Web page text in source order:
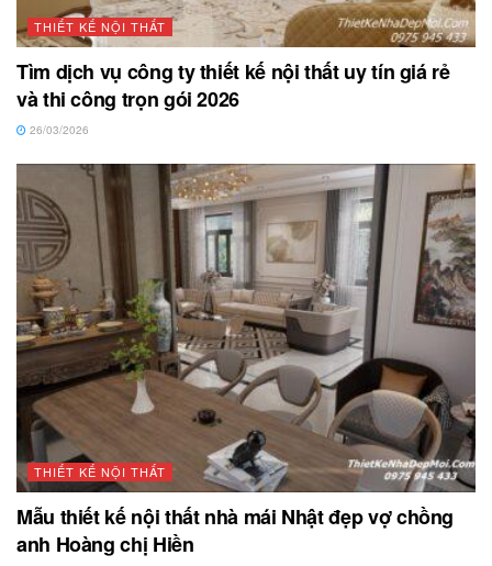
THIẾT KẾ NỘI THẤT
Tìm dịch vụ công ty thiết kế nội thất uy tín giá rẻ
và thi công trọn gói 2026
26/03/2026
THIẾT KẾ NỘI THẤT
Mẫu thiết kế nội thất nhà mái Nhật đẹp vợ chồng
anh Hoàng chị Hiền